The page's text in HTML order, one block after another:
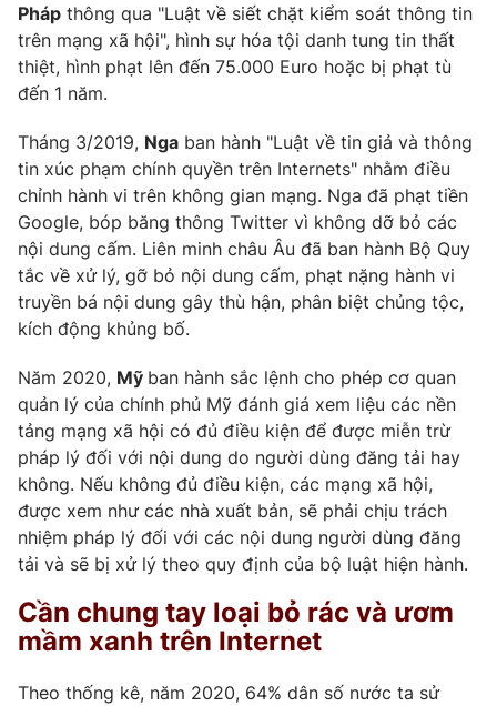
Pháp thông qua "Luật về siết chặt kiểm soát thông tin
trên mạng xã hội", hình sự hóa tội danh tung tin thất
thiệt, hình phạt lên đến 75.000 Euro hoặc bị phạt tù
đến 1 năm.
Tháng 3/2019, Nga ban hành "Luật về tin giả và thông
tin xúc phạm chính quyền trên Internets" nhằm điều
chỉnh hành vi trên không gian mạng. Nga đã phạt tiền
Google, bóp băng thông Twitter vì không dỡ bỏ các
nội dung cấm. Liên minh châu Âu đã ban hành Bộ Quy
tắc về xử lý, gỡ bỏ nội dung cấm, phạt nặng hành vi
truyền bá nội dung gây thù hận, phân biệt chủng tộc,
kích động khủng bố.
Năm 2020, Mỹ ban hành sắc lệnh cho phép cơ quan
quản lý của chính phủ Mỹ đánh giá xem liệu các nền
tảng mạng xã hội có đủ điều kiện để được miễn trừ
pháp lý đối với nội dung do người dùng đăng tải hay
không. Nếu không đủ điều kiện, các mạng xã hội,
được xem như các nhà xuất bản, sẽ phải chịu trách
nhiệm pháp lý đối với các nội dung người dùng đăng
tải và sẽ bị xử lý theo quy định của bộ luật hiện hành.
Cần chung tay loại bỏ rác và ươm
mầm xanh trên Internet
Theo thống kê, năm 2020, 64% dân số nước ta sử